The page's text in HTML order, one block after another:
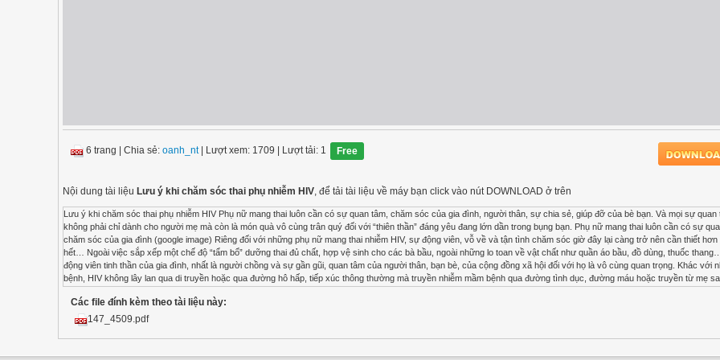
6 trang Chia sẻ: oanh_nt| Lượt xem: 1709 | Lượt tải: 1 Free
Nội dung tài liệu Lưu ý khi chăm sóc thai phụ nhiễm HIV, để tải tài liệu về máy bạn click vào nút DOWNLOAD ở trên
Lưu ý khi chăm sóc thai phụ nhiễm HIV Phụ nữ mang thai luôn cần có sự quan tâm, chăm sóc của gia đình, người thân, sự chia sẻ, giúp đỡ của bè bạn. Và mọi sự quan
không phải chỉ dành cho người mẹ mà còn là món quà vô cùng trân quý đối với “thiên thần” đáng yêu đang lớn dần trong bụng bạn. Phụ nữ mang thai luôn cần có sự
chăm sóc của gia đình (google image) Riêng đối với những phụ nữ mang thai nhiễm HIV, sự động viên, vỗ về và tận tình chăm sóc giờ đây lại càng trở nên cần thiết hơn
hết… Ngoài việc sắp xếp một chế độ “tẩm bổ” dưỡng thai đủ chất, hợp vệ sinh cho các bà bầu, ngoài những lo toan về vật chất như quần áo bầu, đồ dùng, thuốc
động viên tinh thần của gia đình, nhất là người chồng và sự gần gũi, quan tâm của người thân, bạn bè, của cộng đồng xã hội đối với họ là vô cùng quan trọng. Khác với
bệnh, HIV không lây lan qua di truyền hoặc qua đường hô hấp, tiếp xúc thông thường mà truyền nhiễm mầm bệnh qua đường tình dục, đường máu hoặc truyền từ mẹ
xin lưu ý các bạn một số điều sau đây khi chăm sóc phụ nữ mang thai có H: 1. Phải luôn tạo điều kiện cho họ được tiếp cận với những liệu pháp điều trị phù hợp nhất
tiên và cực kỳ cần thiết mà các chuyên gia khuyên bạn là đưa người mang thai có H đi xét nghiệm đều đặn tại các cơ sở sản khoa. Song song với việc đánh giá tình
nghén theo định kỳ, tình trạng lâm sàng nhiễm HIV cũng phải được theo dõi và đánh giá sát sao. Nếu thai phụ nhiễm HIV đang được dùng thuốc kháng virus (ARV) thì
được theo dõi và dùng thuốc theo hướng dẫn; nếu chưa được sử dụng nhưng trong quá trình mang thai có đủ tiêu chuẩn dùng thuốc kháng virus thì cần được chỉ định
dõi; trường hợp thai phụ nhiễm HIV chưa đủ tiêu chuẩn dùng thuốc này cần được sử dụng thuốc dự phòng lây truyền virus từ mẹ sang con. Tất cả đều phải tuân thủ
Các file đính kèm theo tài liệu này:
147_4509.pdf